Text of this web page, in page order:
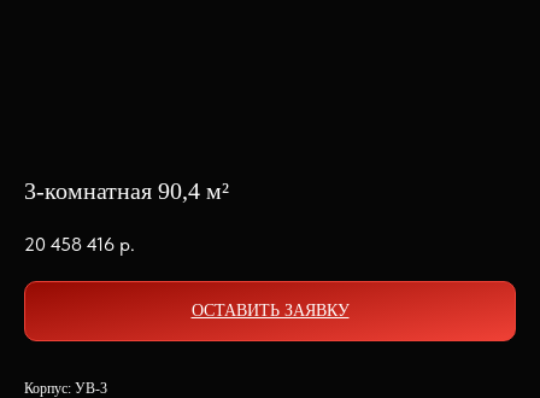
3-комнатная 90,4 м²
20 458 416 р.
ОСТАВИТЬ ЗАЯВКУ
Корпус: УВ-3